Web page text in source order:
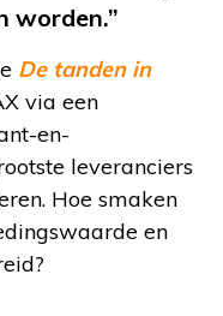
worden.”
De tanden in
via een
en-
leveranciers
Hoe smaken
en